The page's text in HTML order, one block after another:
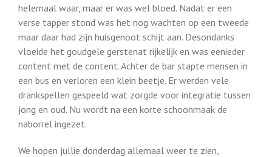
helemaal waar, maar er was wel bloed. Nadat er een
verse tapper stond was het nog wachten op een tweede
maar daar had zijn huisgenoot schijt aan. Desondanks
vloeide het goudgele gerstenat rijkelijk en was eenieder
content met de content. Achter de bar stapte mensen in
een bus en verloren een klein beetje. Er werden vele
drankspellen gespeeld wat zorgde voor integratie tussen
jong en oud. Nu wordt na een korte schoonmaak de
naborrel ingezet.
We hopen jullie donderdag allemaal weer te zien,